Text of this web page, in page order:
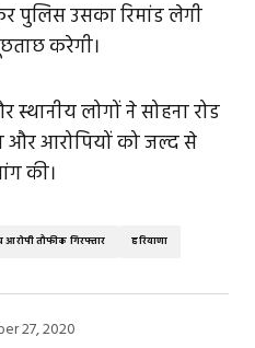
पुलिस उसका रिमांड लेगी
करेगी।
स्थानीय लोगों ने सोहना रोड
और आरोपियों को जल्द से
की।
आरोपी तौफीक गिरफ्तार हरियाणा
27, 2020